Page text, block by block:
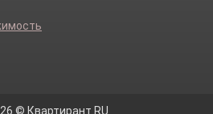
© Квартирант.RU